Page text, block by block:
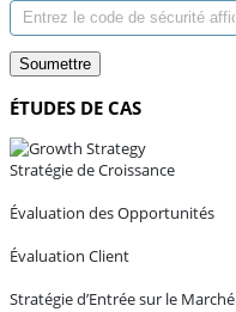
Soumettre
ÉTUDES DE CAS
Stratégie de Croissance
Évaluation des Opportunités
Évaluation Client
Stratégie d’Entrée sur le Marché